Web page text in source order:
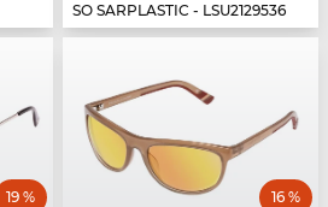
SO SARPLASTIC - LSU2129536
19 % 16 %